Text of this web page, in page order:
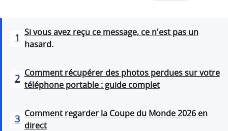
1
Si vous avez reçu ce message, ce n'est pas un
hasard.
2
Comment récupérer des photos perdues sur votre
téléphone portable : guide complet
3
Comment regarder la Coupe du Monde 2026 en
direct